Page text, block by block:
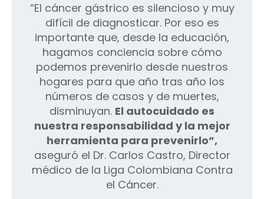
“El cáncer gástrico es silencioso y muy
difícil de diagnosticar. Por eso es
importante que, desde la educación,
hagamos conciencia sobre cómo
podemos prevenirlo desde nuestros
hogares para que año tras año los
números de casos y de muertes,
disminuyan. El autocuidado es
nuestra responsabilidad y la mejor
herramienta para prevenirlo”,
aseguró el Dr. Carlos Castro, Director
médico de la Liga Colombiana Contra
el Cáncer.